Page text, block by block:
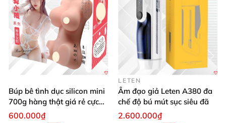
Búp bê tình dục silicon mini
700g hàng thật giá rẻ cực
sướng
600.000₫
LETEN
Âm đạo giả Leten A380 đa
chế độ bú mút sục siêu đã
2.600.000₫